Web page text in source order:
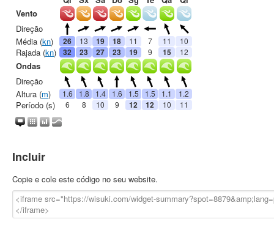
Incluir
Copie e cole este código no seu website.